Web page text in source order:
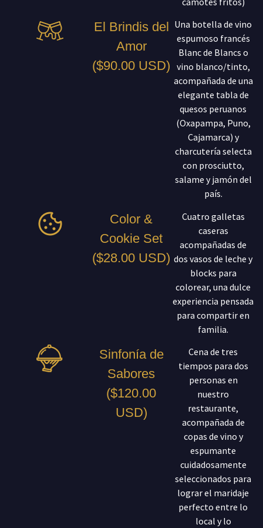
El Brindis del
Amor
($90.00 USD)
Una botella de vino
espumoso francés
Blanc de Blancs o
vino blanco/tinto,
acompañada de una
elegante tabla de
quesos peruanos
(Oxapampa, Puno,
Cajamarca) y
charcutería selecta
con prosciutto,
salame y jamón del
país.
Color &
Cookie Set
($28.00 USD)
Cuatro galletas
caseras
acompañadas de
dos vasos de leche y
blocks para
colorear, una dulce
experiencia pensada
para compartir en
familia.
Sinfonía de
Sabores
($120.00
USD)
Cena de tres
tiempos para dos
personas en
nuestro
restaurante,
acompañada de
copas de vino y
espumante
cuidadosamente
seleccionados para
lograr el maridaje
perfecto entre lo
local y lo